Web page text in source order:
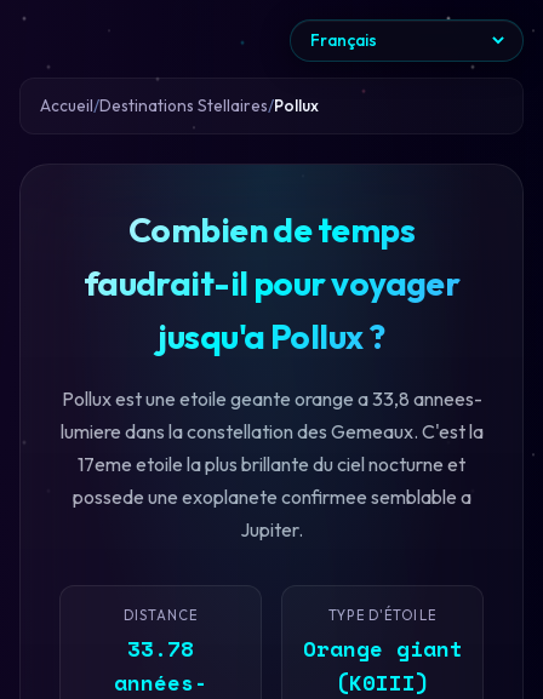
Accueil Destinations Stellaires Pollux
Combien de temps
faudrait-il pour voyager
jusqu'a Pollux ?
Pollux est une etoile geante orange a 33,8 annees-
lumiere dans la constellation des Gemeaux. C'est la
17eme etoile la plus brillante du ciel nocturne et
possede une exoplanete confirmee semblable a
Jupiter.
DISTANCE
33.78
années-
TYPE D'ÉTOILE
Orange giant
(K0III)